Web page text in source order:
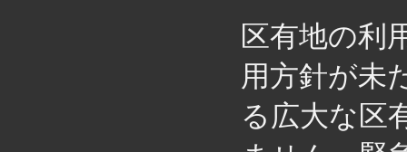
区有地の利
用方針が未
る広大な区